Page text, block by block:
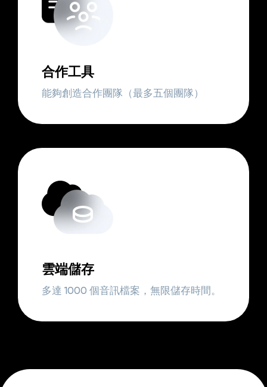
合作工具
能夠創造合作團隊（最多五個團隊）
雲端儲存
多達 1000 個音訊檔案，無限儲存時間。